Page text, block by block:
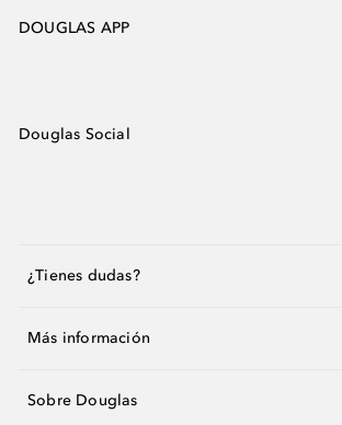
DOUGLAS APP
Douglas Social
¿Tienes dudas?
Más información
Sobre Douglas